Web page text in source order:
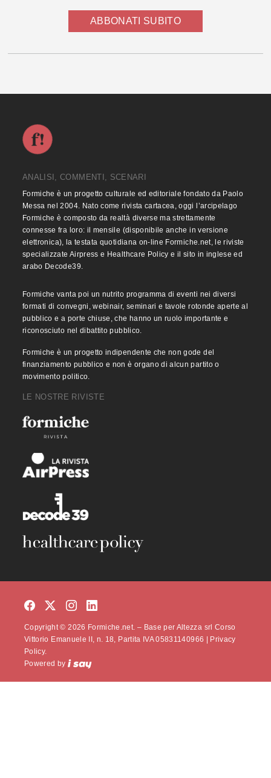
ABBONATI SUBITO
ANALISI, COMMENTI, SCENARI
Formiche è un progetto culturale ed editoriale fondato da Paolo
Messa nel 2004. Nato come rivista cartacea, oggi l’arcipelago
Formiche è composto da realtà diverse ma strettamente
connesse fra loro: il mensile (disponibile anche in versione
elettronica), la testata quotidiana on-line Formiche.net, le riviste
specializzate Airpress e Healthcare Policy e il sito in inglese ed
arabo Decode39.
Formiche vanta poi un nutrito programma di eventi nei diversi
formati di convegni, webinair, seminari e tavole rotonde aperte al
pubblico e a porte chiuse, che hanno un ruolo importante e
riconosciuto nel dibattito pubblico.
Formiche è un progetto indipendente che non gode del
finanziamento pubblico e non è organo di alcun partito o
movimento politico.
LE NOSTRE RIVISTE
Copyright © 2026 Formiche.net. – Base per Altezza srl Corso
Vittorio Emanuele II, n. 18, Partita IVA 05831140966 | Privacy
Policy.
Powered by